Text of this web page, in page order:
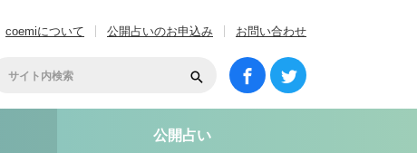
coemiについて 公開占いのお申込み お問い合わせ
公開占い